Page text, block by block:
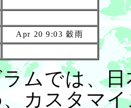
Apr 20 9:03 穀雨
ムでは、
カスタマ